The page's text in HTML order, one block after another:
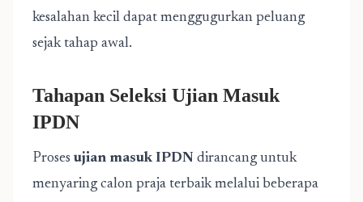
kesalahan kecil dapat menggugurkan peluang
sejak tahap awal.
Tahapan Seleksi Ujian Masuk
IPDN
Proses ujian masuk IPDN dirancang untuk
menyaring calon praja terbaik melalui beberapa